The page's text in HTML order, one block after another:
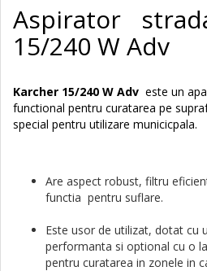
Aspirator
15/240 W Adv
Karcher 15/240 W Adv este un
functional pentru curatarea pe
special pentru utilizare municicpala.
Are aspect robust, filtru
functia pentru suflare.
Este usor de utilizat, dotat cu
performanta si optional cu o
pentru curatarea in zonele in